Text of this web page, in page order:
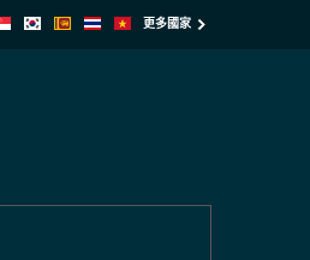
更多國家